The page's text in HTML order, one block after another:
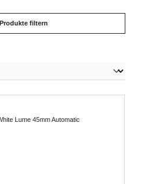
Produkte filtern